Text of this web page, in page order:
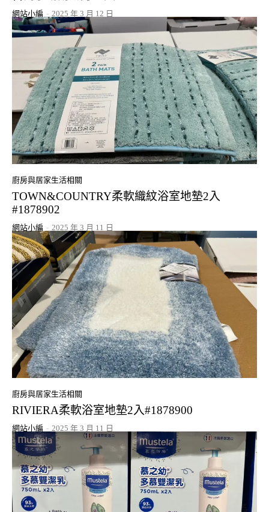
網站小編 - 2025 年 3 月 12 日
廚房與居家生活相關
TOWN&COUNTRY柔軟織紋浴室地墊2入
#1878902
網站小編 - 2025 年 3 月 11 日
廚房與居家生活相關
RIVIERA柔軟浴室地墊2入#1878900
網站小編 - 2025 年 3 月 11 日